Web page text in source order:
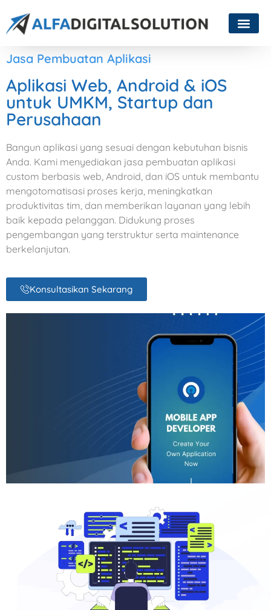
Jasa Pembuatan Aplikasi
Aplikasi Web, Android & iOS
untuk UMKM, Startup dan
Perusahaan
Bangun aplikasi yang sesuai dengan kebutuhan bisnis
Anda. Kami menyediakan jasa pembuatan aplikasi
custom berbasis web, Android, dan iOS untuk membantu
mengotomatisasi proses kerja, meningkatkan
produktivitas tim, dan memberikan layanan yang lebih
baik kepada pelanggan. Didukung proses
pengembangan yang terstruktur serta maintenance
berkelanjutan.
Konsultasikan Sekarang